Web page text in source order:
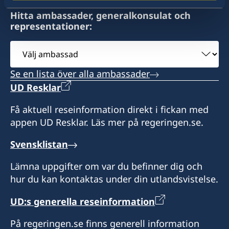
Sveriges honorära generalkonsulat
Tomášikova 30
821 01 Bratislava
Slovakien
Öppettider: onsdagar 12.00-16.00 (samt vid
Konsulatet har inte behörighet att utfärda vare
sig ordinarie pass, nationellt ID-kort eller
provisoriskt pass.
Upphämtning av redan utfärdade
resehandlingar är däremot möjlig.
Honorär generalkonsul
Vladimír Kestler
Hitta ambassader, generalkonsulat och
representationer:
Välj
ambassad
Se en lista över alla ambassader
UD Resklar
Få aktuell reseinformation direkt i fickan med
appen UD Resklar. Läs mer på regeringen.se.
Svensklistan
Lämna uppgifter om var du befinner dig och
hur du kan kontaktas under din utlandsvistelse.
UD:s generella reseinformation
På regeringen.se finns generell information